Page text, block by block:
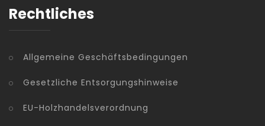
Rechtliches
Allgemeine Geschäftsbedingungen
Gesetzliche Entsorgungshinweise
EU-Holzhandelsverordnung